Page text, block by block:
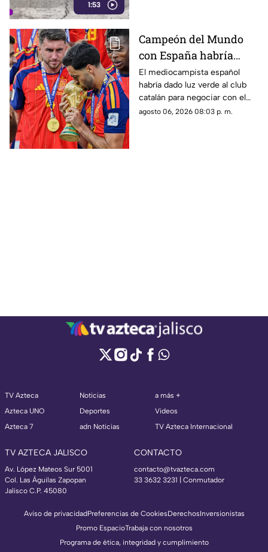
1:53
Campeón del Mundo
con España habría
rechazado al Real
Madrid para fichar con
el Barcelona
El mediocampista español
habría dado luz verde al club
catalán para negociar con el
Manchester City, mientras el
agosto 06, 2026 08:03 p. m.
TV Azteca
Azteca UNO
Azteca 7
Noticias
Deportes
adn Noticias
a más +
Videos
TV Azteca Internacional
TV AZTECA JALISCO
Av. López Mateos Sur 5001
Col. Las Águilas Zapopan
Jalisco C.P. 45080
CONTACTO
contacto@tvazteca.com
33 3632 3231 | Conmutador
Aviso de privacidadPreferencias de CookiesDerechosInversionistas
Promo EspacioTrabaja con nosotros
Programa de ética, integridad y cumplimiento